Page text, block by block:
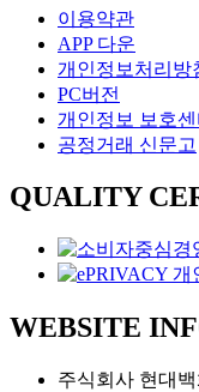
이용약관
APP 다운
개인정보처리방
PC버전
개인정보 보호센
공정거래 신문고
QUALITY
WEBSITE
주식회사 현대